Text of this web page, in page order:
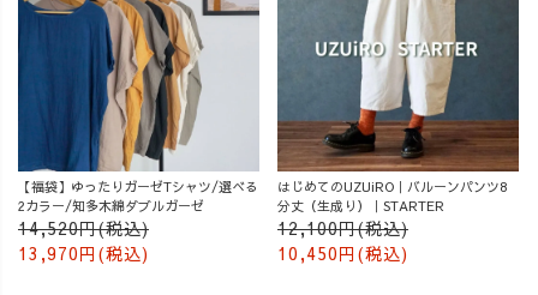
【福袋】ゆったりガーゼTシャツ/選べる
2カラー/知多木綿ダブルガーゼ
14,520円(税込)
13,970円(税込)
はじめてのUZUiRO｜バルーンパンツ8
分丈（生成り）｜STARTER
12,100円(税込)
10,450円(税込)